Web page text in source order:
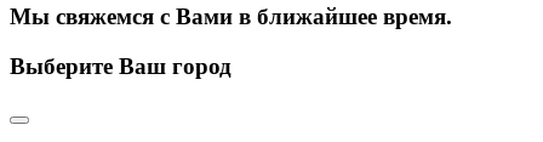
Мы свяжемся с Вами в ближайшее время.
Выберите Ваш город